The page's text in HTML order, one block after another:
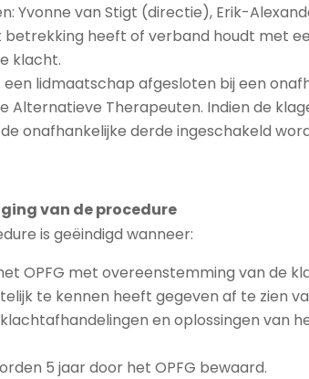
Yvonne van Stigt (directie), Erik-
betrekking heeft of verband houdt met
klacht.
een lidmaatschap afgesloten bij een
Alternatieve Therapeuten. Indien de
onafhankelijke derde ingeschakeld
van de procedure
is geëindigd wanneer:
OPFG met overeenstemming van de
te kennen heeft gegeven af te zien
en oplossingen van
5 jaar door het OPFG bewaard.